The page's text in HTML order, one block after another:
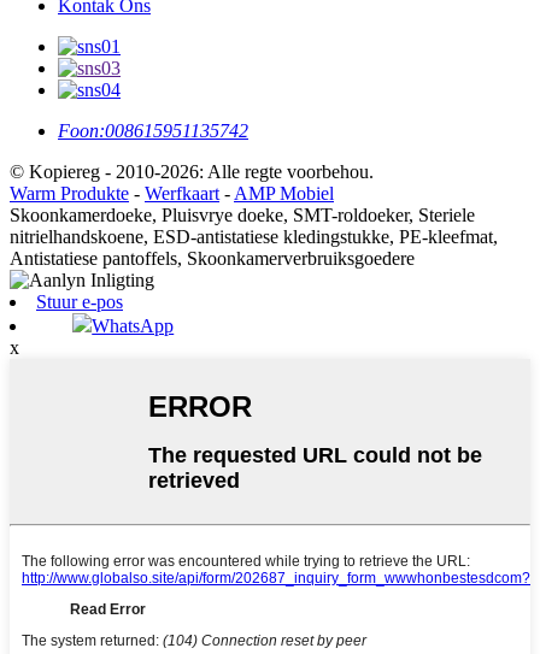
Kontak Ons
Foon:008615951135742
© Kopiereg - 2010-2026: Alle regte voorbehou.
Warm Produkte - Werfkaart - AMP Mobiel
Skoonkamerdoeke, Pluisvrye doeke, SMT-roldoeker, Steriele
nitrielhandskoene, ESD-antistatiese kledingstukke, PE-kleefmat,
Antistatiese pantoffels, Skoonkamerverbruiksgoedere
Stuur e-pos
WhatsApp
x